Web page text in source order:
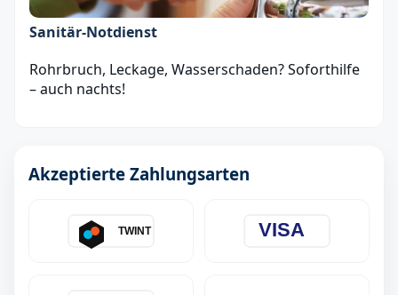
Sanitär‑Notdienst
Rohrbruch, Leckage, Wasserschaden? Soforthilfe
– auch nachts!
Akzeptierte Zahlungsarten
TWINT VISA